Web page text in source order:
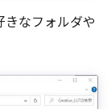
きなフォルダや